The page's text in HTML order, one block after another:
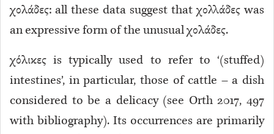
χολάδες: all these data suggest that χολλάδες was
an expressive form of the unusual χολάδες.
χόλικες is typically used to refer to ‘(stuffed)
intestines’, in particular, those of cattle – a dish
considered to be a delicacy (see Orth 2017, 497
with bibliography). Its occurrences are primarily